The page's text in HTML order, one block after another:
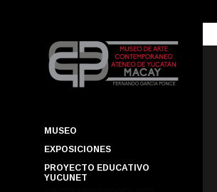
MUSEO
EXPOSICIONES
PROYECTO EDUCATIVO
YUCUNET